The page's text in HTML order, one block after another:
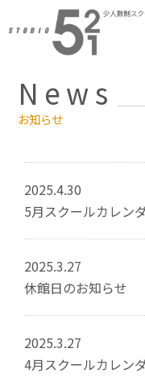
News
お知らせ
2025.4.30
5月スクールカレン
2025.3.27
休館日のお知らせ
2025.3.27
4月スクールカレン